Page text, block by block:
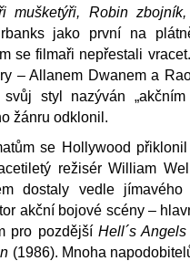
mušketýři, Robin
jako první na
se filmaři nepřestali
– Allanem Dwanem a
styl nazýván „akčním
žánru odklonil.
se Hollywood
režisér William
dostaly vedle jímavého
akční bojové scény –
pro pozdější Hell´s Angels
(1986). Mnoha